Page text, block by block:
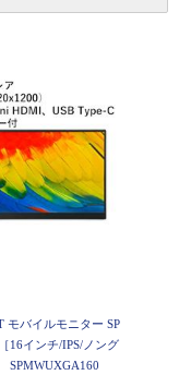
モバイルモニター SP
16インチ/IPS/ノング
SPMWUXGA160